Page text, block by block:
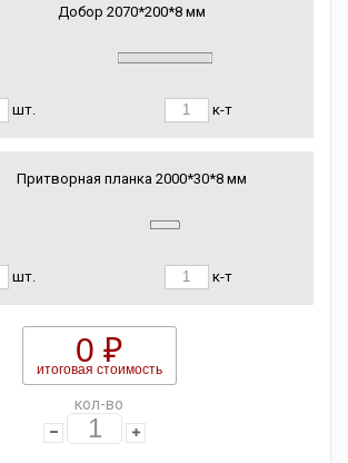
Добор 2070*200*8 мм
шт. к-т
Притворная планка 2000*30*8 мм
шт. к-т
0 ₽
итоговая стоимость
кол-во